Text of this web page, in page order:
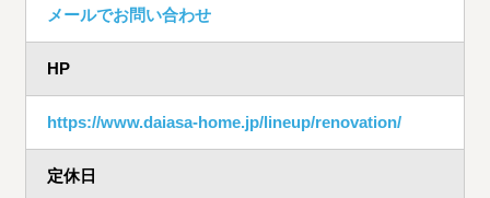
メールでお問い合わせ
HP
https://www.daiasa-home.jp/lineup/renovation/
定休日